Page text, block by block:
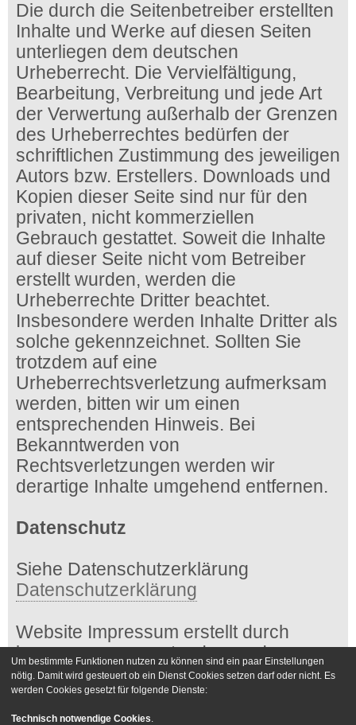
Die durch die Seitenbetreiber erstellten
Inhalte und Werke auf diesen Seiten
unterliegen dem deutschen
Urheberrecht. Die Vervielfältigung,
Bearbeitung, Verbreitung und jede Art
der Verwertung außerhalb der Grenzen
des Urheberrechtes bedürfen der
schriftlichen Zustimmung des jeweiligen
Autors bzw. Erstellers. Downloads und
Kopien dieser Seite sind nur für den
privaten, nicht kommerziellen
Gebrauch gestattet. Soweit die Inhalte
auf dieser Seite nicht vom Betreiber
erstellt wurden, werden die
Urheberrechte Dritter beachtet.
Insbesondere werden Inhalte Dritter als
solche gekennzeichnet. Sollten Sie
trotzdem auf eine
Urheberrechtsverletzung aufmerksam
werden, bitten wir um einen
entsprechenden Hinweis. Bei
Bekanntwerden von
Rechtsverletzungen werden wir
derartige Inhalte umgehend entfernen.
Datenschutz
Siehe Datenschutzerklärung
Datenschutzerklärung
Website Impressum erstellt durch
impressum-generator.de von der
Kanzlei Hasselbach
Foren-Übersicht Kontakt
Um bestimmte Funktionen nutzen zu können sind ein paar Einstellungen
nötig. Damit wird gesteuert ob ein Dienst Cookies setzen darf oder nicht. Es
werden Cookies gesetzt für folgende Dienste:
Technisch notwendige Cookies.